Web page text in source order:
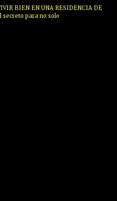
BIEN EN UNA RESIDENCIA DE
secreto para no solo